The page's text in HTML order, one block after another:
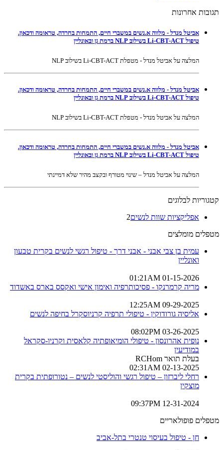
תגובות אחרונות
אביטל מנדל - מלווה א.נשים במשברי חיים, התמחות בחרדה, טראומה ודכאון.
טיפול Li-CBT-ACT בשילוב NLP ברמת גן ובאונליין
המלצה על אביטל מנדל - מטפלת Li-CBT-ACT בשילוב NLP
אביטל מנדל - מלווה א.נשים במשברי חיים, התמחות בחרדה, טראומה ודכאון.
טיפול Li-CBT-ACT בשילוב NLP ברמת גן ובאונליין
המלצה על אביטל מנדל - מטפלת Li-CBT-ACT בשילוב NLP
אביטל מנדל - מלווה א.נשים במשברי חיים, התמחות בחרדה, טראומה ודכאון.
טיפול Li-CBT-ACT בשילוב NLP ברמת גן ובאונליין
המלצה על אביטל מנדל – שינוי מטורף ובקצב מהיר שלא דמיינתי
קטגוריות לבלוגים
אפליקציות שוות לנשים2
מטפלים מומלצים
עמית בן צבי אבני - אבני דרך - טיפול רגשי לנשים בקרית טבעון
ואונליין
01-15-2026 01:21AM
מריה קרמרנקו - פסיכותרפיה ואימון אישי ואקסס בארס באשדוד
09-29-2025 12:25AM
אליסיה גורודוקין - טיפולי תרפיה קרניוסקרל בחיפה לנשים
03-26-2025 08:02PM
נופית אהרונסון - טיפולי הומיאופתיה קלאסית וקרניו-סקראל
במודיעין
בעלת תואר RCHom
02-13-2025 02:31AM
רחלי ליברזון – טיפול רגשי והוליסטי לנשים – נטורופתית בקרית
מוצקין
12-31-2024 09:37PM
מטפלים פופולאריים
חן - טיפול בעיסוי טנטרי בתל-אביב